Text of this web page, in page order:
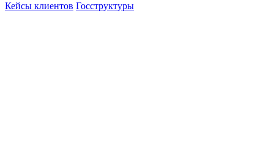
Кейсы клиентов Госструктуры